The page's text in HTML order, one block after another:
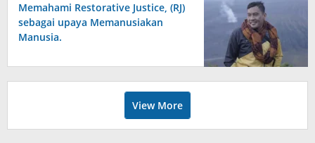
Memahami Restorative Justice, (RJ)
sebagai upaya Memanusiakan
Manusia.
View More